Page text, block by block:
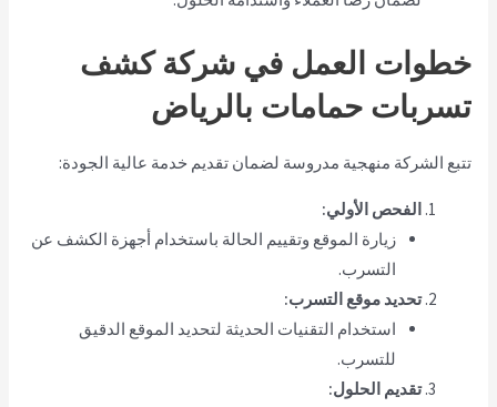
خطوات العمل في شركة كشف
تسربات حمامات بالرياض
تتبع الشركة منهجية مدروسة لضمان تقديم خدمة عالية الجودة:
الفحص الأولي:
زيارة الموقع وتقييم الحالة باستخدام أجهزة الكشف عن
التسرب.
تحديد موقع التسرب:
استخدام التقنيات الحديثة لتحديد الموقع الدقيق
للتسرب.
تقديم الحلول: